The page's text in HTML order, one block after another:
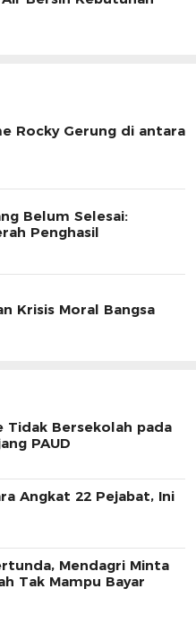
Rocky Gerung di antara
Belum Selesai:
Penghasil
Krisis Moral Bangsa
Tidak Bersekolah pada
PAUD
Angkat 22 Pejabat, Ini
Mendagri Minta
Tak Mampu Bayar